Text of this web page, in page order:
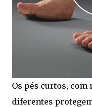
Os pés curtos,
diferentes